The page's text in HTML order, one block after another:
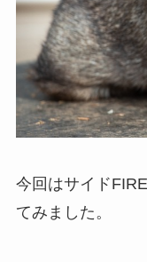
今回はサイド
てみました。